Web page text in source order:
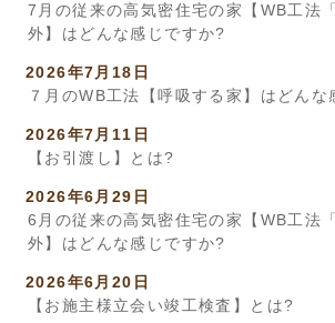
7月の従来の高気密住宅の家【WB工法
外】はどんな感じですか?
2026年7月18日
７月のWB工法【呼吸する家】はどんな
2026年7月11日
【お引渡し】とは?
2026年6月29日
6月の従来の高気密住宅の家【WB工法
外】はどんな感じですか?
2026年6月20日
【お施主様立会い竣工検査】とは?